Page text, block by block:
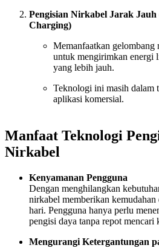
Pengisian Nirkabel Jarak Jauh
Charging)
Memanfaatkan gelombang
untuk mengirimkan energi
yang lebih jauh.
Teknologi ini masih dalam
aplikasi komersial.
Manfaat Teknologi
Nirkabel
Kenyamanan Pengguna
Dengan menghilangkan
nirkabel memberikan kemudahan
hari. Pengguna hanya perlu
pengisi daya tanpa repot mencari
Mengurangi Ketergantungan